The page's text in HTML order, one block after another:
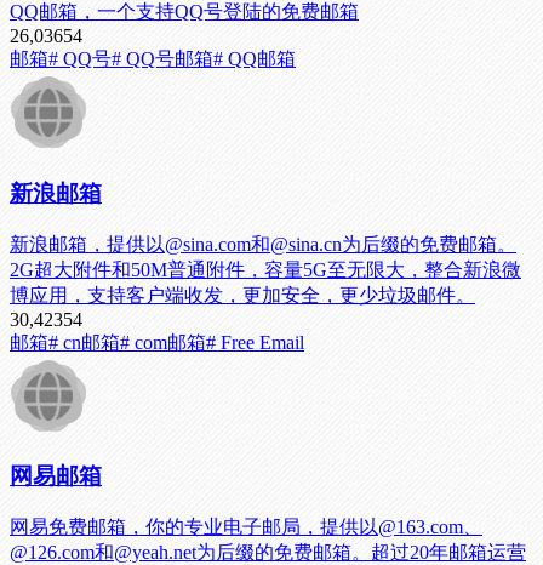
QQ邮箱，一个支持QQ号登陆的免费邮箱
26,03654
邮箱# QQ号# QQ号邮箱# QQ邮箱
新浪邮箱
新浪邮箱，提供以@sina.com和@sina.cn为后缀的免费邮箱。
2G超大附件和50M普通附件，容量5G至无限大，整合新浪微
博应用，支持客户端收发，更加安全，更少垃圾邮件。
30,42354
邮箱# cn邮箱# com邮箱# Free Email
网易邮箱
网易免费邮箱，你的专业电子邮局，提供以@163.com、
@126.com和@yeah.net为后缀的免费邮箱。超过20年邮箱运营